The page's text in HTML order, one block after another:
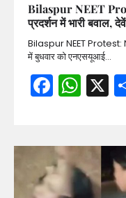
Bilaspur NEET
प्रदर्शन में भारी बवाल,
Bilaspur NEET Protest:
में बुधवार को एनएसयूआई…
X